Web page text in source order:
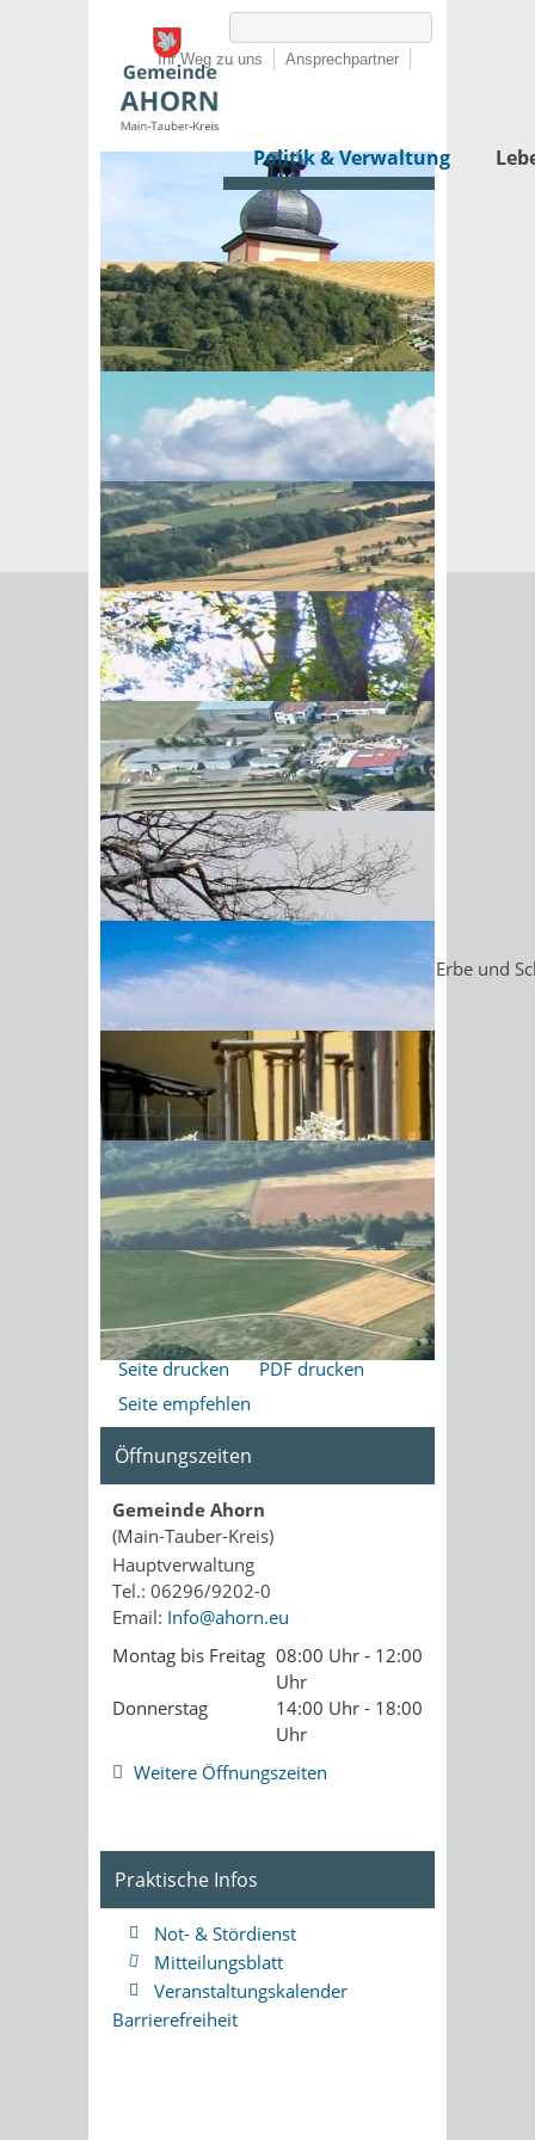
Ihr Weg zu uns Ansprechpartner
Politik & Verwaltung
BIick vom Galgenberg auf
Hohenstadt
Sonnenschein am Morgen im
Ahornwald
Startseite › Politik & Verwaltung› Rathaus›
Lebenslagen›Unternehmensnachfolge›
Übernahmeformen
Übernahmeformen
Schenkung, Erbe - Unentgeltliche
Übertragung
Trennung von Kapital und
Management
Verkauf - Entgeltliche Übertragung
Sie können ein Unternehmen auf
unterschiedliche Weise an Ihre
Nachfolgerin oder Ihren Nachfolger
übergeben. Je nach Übernahme-
beziehungsweise Übergabeform
müssen Sie bestimmte rechtliche und
vertragliche Besonderheiten beachten.
Unentgeltliche Übernahmeformen: Erbe und
Entgeltliche Übernahmeformen:
Verkauf gegen Kaufpreisraten
Verkauf gegen Renten
Verkauf gegen dauernde Last
Übertragung gegen
Nießbrauchsvorbehalt
Pacht
Freigabevermerk
09.05.2022 Wirtschaftsministerium
Baden-Württemberg
Seite drucken
PDF drucken
Seite empfehlen
Öffnungszeiten
Gemeinde Ahorn
(Main-Tauber-Kreis)
Hauptverwaltung
Tel.: 06296/9202-0
Email: Info@ahorn.eu
Montag bis Freitag 08:00 Uhr - 12:00
Uhr
Donnerstag
14:00 Uhr - 18:00
Uhr
Weitere Öffnungszeiten
Praktische Infos
Not- & Stördienst
Mitteilungsblatt
Veranstaltungskalender
Barrierefreiheit